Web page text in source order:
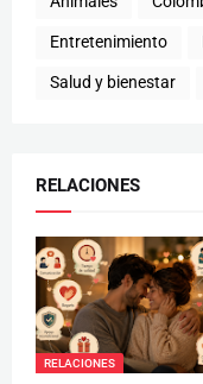
Entretenimiento
Salud y bienestar
RELACIONES
RELACIONES